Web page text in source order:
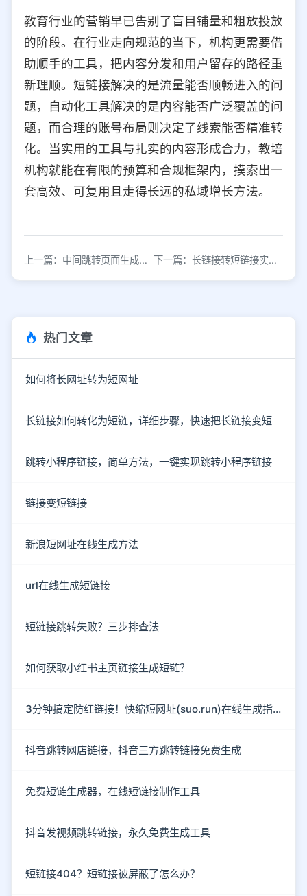
教育行业的营销早已告别了盲目铺量和粗放投放
的阶段。在行业走向规范的当下，机构更需要借
助顺手的工具，把内容分发和用户留存的路径重
新理顺。短链接解决的是流量能否顺畅进入的问
题，自动化工具解决的是内容能否广泛覆盖的问
题，而合理的账号布局则决定了线索能否精准转
化。当实用的工具与扎实的内容形成合力，教培
机构就能在有限的预算和合规框架内，摸索出一
套高效、可复用且走得长远的私域增长方法。
上一篇：中间跳转页面生成链接，微信跳转链接生成 下一篇：长链接转短链接实用方法推荐
热门文章
如何将长网址转为短网址
长链接如何转化为短链，详细步骤，快速把长链接变短
跳转小程序链接，简单方法，一键实现跳转小程序链接
链接变短链接
新浪短网址在线生成方法
url在线生成短链接
短链接跳转失败？三步排查法
如何获取小红书主页链接生成短链？
3分钟搞定防红链接！快缩短网址(suo.run)在线生成指南
抖音跳转网店链接，抖音三方跳转链接免费生成
免费短链生成器，在线短链接制作工具
抖音发视频跳转链接，永久免费生成工具
短链接404？短链接被屏蔽了怎么办？